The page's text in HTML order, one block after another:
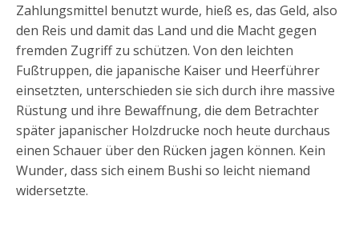
Zahlungsmittel benutzt wurde, hieß es, das Geld, also
den Reis und damit das Land und die Macht gegen
fremden Zugriff zu schützen. Von den leichten
Fußtruppen, die japanische Kaiser und Heerführer
einsetzten, unterschieden sie sich durch ihre massive
Rüstung und ihre Bewaffnung, die dem Betrachter
später japanischer Holzdrucke noch heute durchaus
einen Schauer über den Rücken jagen können. Kein
Wunder, dass sich einem Bushi so leicht niemand
widersetzte.